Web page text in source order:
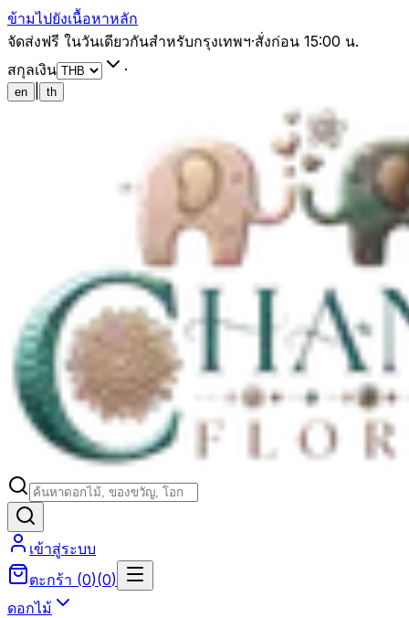
ข้ามไปยังเนื้อหาหลัก
จัดส่งฟรี ในวันเดียวกันสำหรับกรุงเทพฯ·สั่งก่อน 15:00 น.
สกุลเงิน
·
en th
เข้าสู่ระบบ
ตะกร้า (0)(0)
ดอกไม้